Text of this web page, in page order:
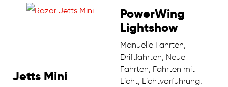
Jetts Mini
PowerWing
Lightshow
Manuelle Fahrten,
Driftfahrten, Neue
Fahrten, Fahrten mit
Licht, Lichtvorführung,